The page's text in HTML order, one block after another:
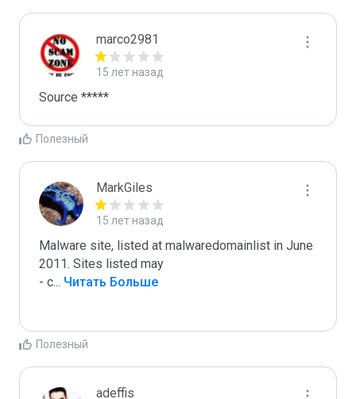
marco2981
15 лет назад
Source *****
Полезный
MarkGiles
15 лет назад
Malware site, listed at malwaredomainlist in June
2011. Sites listed may
- c... Читать Больше
Полезный
adeffis